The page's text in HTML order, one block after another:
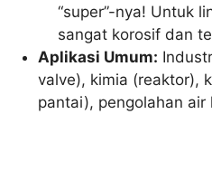
“super”-nya! Untuk
sangat korosif dan
Aplikasi Umum:
valve), kimia (reaktor),
pantai), pengolahan air